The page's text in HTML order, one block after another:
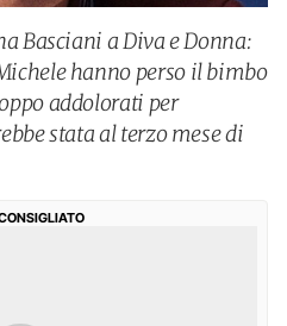
Basciani a Diva e Donna:
hanno perso il bimbo
addolorati per
stata al terzo mese di